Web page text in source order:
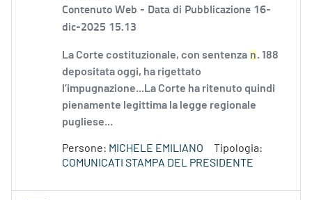
Contenuto Web - Data di Pubblicazione 16-
dic-2025 15.13
La Corte costituzionale, con sentenza n. 188
depositata oggi, ha rigettato
l’impugnazione...La Corte ha ritenuto quindi
pienamente legittima la legge regionale
pugliese...
Persone: MICHELE EMILIANO
Tipologia:
COMUNICATI STAMPA DEL PRESIDENTE